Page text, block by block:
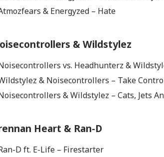
& Energyzed – Hate
& Wildstylez
vs. Headhunterz &
& Noisecontrollers – Take
& Wildstylez – Cats, Jets
Heart & Ran-D
D ft. E-Life – Firestarter